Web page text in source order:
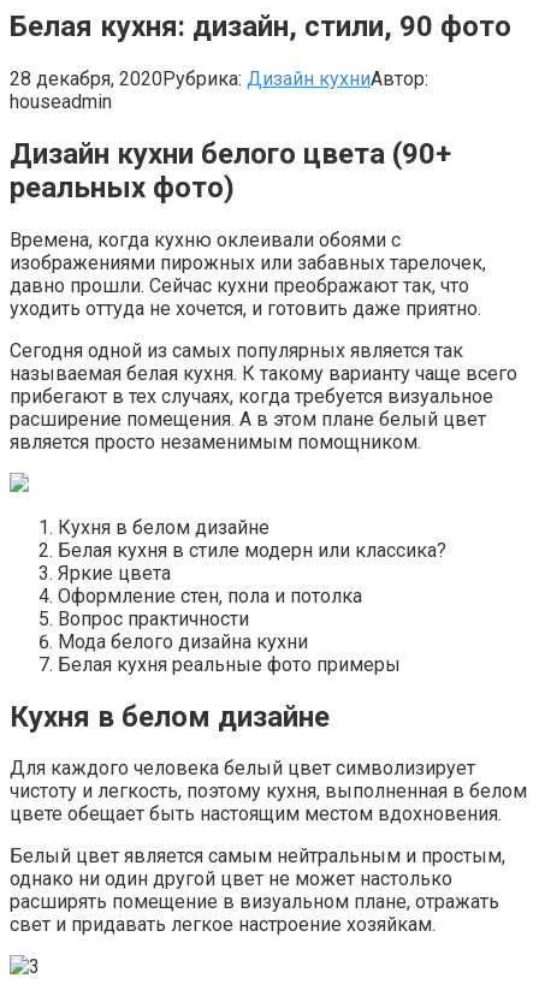
Белая кухня: дизайн, стили, 90 фото
28 декабря, 2020Рубрика: Дизайн кухниАвтор:
houseadmin
Дизайн кухни белого цвета (90+
реальных фото)
Времена, когда кухню оклеивали обоями с
изображениями пирожных или забавных тарелочек,
давно прошли. Сейчас кухни преображают так, что
уходить оттуда не хочется, и готовить даже приятно.
Сегодня одной из самых популярных является так
называемая белая кухня. К такому варианту чаще всего
прибегают в тех случаях, когда требуется визуальное
расширение помещения. А в этом плане белый цвет
является просто незаменимым помощником.
Кухня в белом дизайне
Белая кухня в стиле модерн или классика?
Яркие цвета
Оформление стен, пола и потолка
Вопрос практичности
Мода белого дизайна кухни
Белая кухня реальные фото примеры
Кухня в белом дизайне
Для каждого человека белый цвет символизирует
чистоту и легкость, поэтому кухня, выполненная в белом
цвете обещает быть настоящим местом вдохновения.
Белый цвет является самым нейтральным и простым,
однако ни один другой цвет не может настолько
расширять помещение в визуальном плане, отражать
свет и придавать легкое настроение хозяйкам.